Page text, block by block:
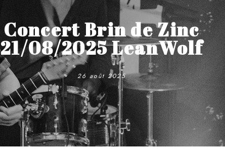
Concert Brin de Zinc
21/08/2025 LeanWolf
26 août 2025